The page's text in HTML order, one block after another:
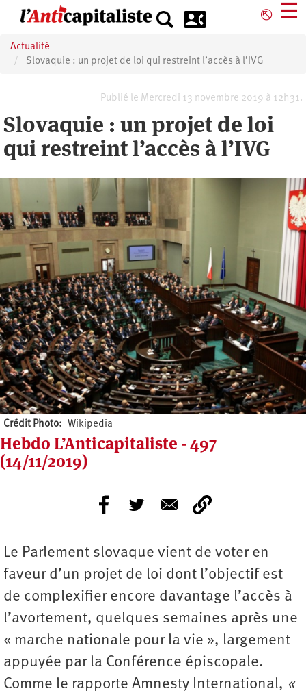
principal
⎋ ☰
Actualité
Slovaquie : un projet de loi qui restreint l’accès à l’IVG
Publié le Mercredi 13 novembre 2019 à 12h31.
Slovaquie : un projet de loi
qui restreint l’accès à l’IVG
Crédit Photo Wikipedia
Hebdo L’Anticapitaliste - 497
(14/11/2019)
Le Parlement slovaque vient de voter en
faveur d’un projet de loi dont l’objectif est
de complexifier encore davantage l’accès à
l’avortement, quelques semaines après une
« marche nationale pour la vie », largement
appuyée par la Conférence épiscopale.
Comme le rapporte Amnesty International, «